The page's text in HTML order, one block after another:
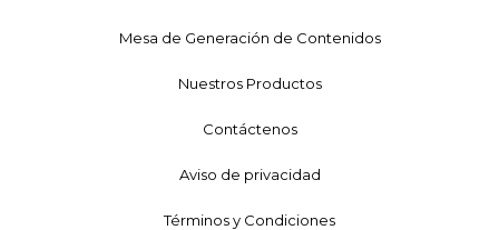
Mesa de Generación de Contenidos
Nuestros Productos
Contáctenos
Aviso de privacidad
Términos y Condiciones